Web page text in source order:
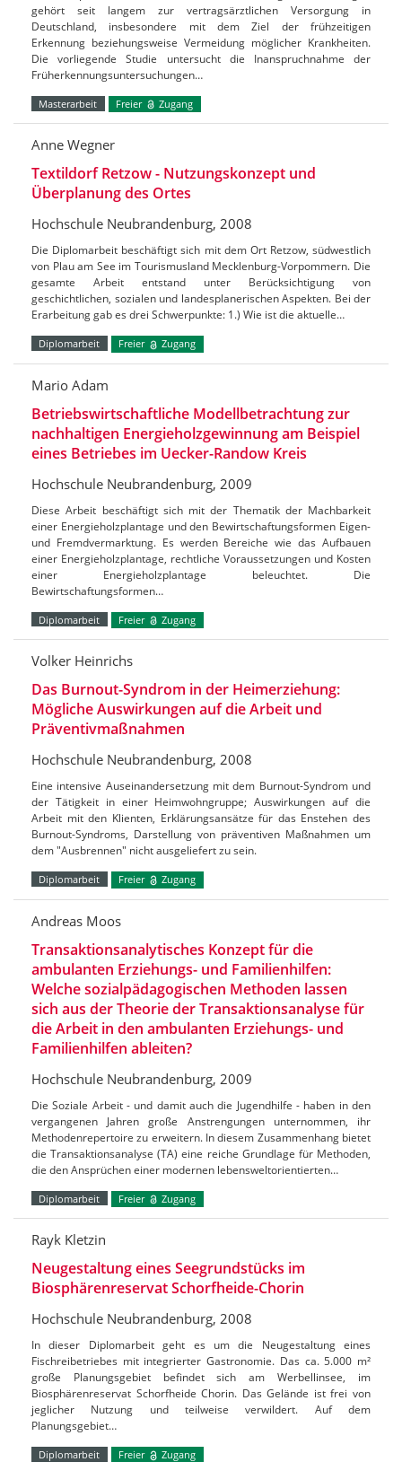
gehört seit langem zur vertragsärztlichen Versorgung in
Deutschland, insbesondere mit dem Ziel der frühzeitigen
Erkennung beziehungsweise Vermeidung möglicher Krankheiten.
Die vorliegende Studie untersucht die Inanspruchnahme der
Früherkennungsuntersuchungen…
Masterarbeit Freier Zugang
Anne Wegner
Textildorf Retzow - Nutzungskonzept und
Überplanung des Ortes
Hochschule Neubrandenburg, 2008
Die Diplomarbeit beschäftigt sich mit dem Ort Retzow, südwestlich
von Plau am See im Tourismusland Mecklenburg-Vorpommern. Die
gesamte Arbeit entstand unter Berücksichtigung von
geschichtlichen, sozialen und landesplanerischen Aspekten. Bei der
Erarbeitung gab es drei Schwerpunkte: 1.) Wie ist die aktuelle…
Diplomarbeit Freier Zugang
Mario Adam
Betriebswirtschaftliche Modellbetrachtung zur
nachhaltigen Energieholzgewinnung am Beispiel
eines Betriebes im Uecker-Randow Kreis
Hochschule Neubrandenburg, 2009
Diese Arbeit beschäftigt sich mit der Thematik der Machbarkeit
einer Energieholzplantage und den Bewirtschaftungsformen Eigen-
und Fremdvermarktung. Es werden Bereiche wie das Aufbauen
einer Energieholzplantage, rechtliche Voraussetzungen und Kosten
einer Energieholzplantage beleuchtet. Die
Bewirtschaftungsformen…
Diplomarbeit Freier Zugang
Volker Heinrichs
Das Burnout-Syndrom in der Heimerziehung:
Mögliche Auswirkungen auf die Arbeit und
Präventivmaßnahmen
Hochschule Neubrandenburg, 2008
Eine intensive Auseinandersetzung mit dem Burnout-Syndrom und
der Tätigkeit in einer Heimwohngruppe; Auswirkungen auf die
Arbeit mit den Klienten, Erklärungsansätze für das Enstehen des
Burnout-Syndroms, Darstellung von präventiven Maßnahmen um
dem "Ausbrennen" nicht ausgeliefert zu sein.
Diplomarbeit Freier Zugang
Andreas Moos
Transaktionsanalytisches Konzept für die
ambulanten Erziehungs- und Familienhilfen:
Welche sozialpädagogischen Methoden lassen
sich aus der Theorie der Transaktionsanalyse für
die Arbeit in den ambulanten Erziehungs- und
Familienhilfen ableiten?
Hochschule Neubrandenburg, 2009
Die Soziale Arbeit - und damit auch die Jugendhilfe - haben in den
vergangenen Jahren große Anstrengungen unternommen, ihr
Methodenrepertoire zu erweitern. In diesem Zusammenhang bietet
die Transaktionsanalyse (TA) eine reiche Grundlage für Methoden,
die den Ansprüchen einer modernen lebensweltorientierten…
Diplomarbeit Freier Zugang
Rayk Kletzin
Neugestaltung eines Seegrundstücks im
Biosphärenreservat Schorfheide-Chorin
Hochschule Neubrandenburg, 2008
In dieser Diplomarbeit geht es um die Neugestaltung eines
Fischreibetriebes mit integrierter Gastronomie. Das ca. 5.000 m²
große Planungsgebiet befindet sich am Werbellinsee, im
Biosphärenreservat Schorfheide Chorin. Das Gelände ist frei von
jeglicher Nutzung und teilweise verwildert. Auf dem
Planungsgebiet…
Diplomarbeit Freier Zugang